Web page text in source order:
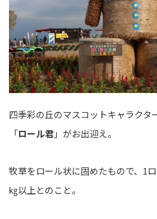
四季彩の丘のマスコットキャラクタ
「ロール君」がお出迎え。
牧草をロール状に固めたもので、1
㎏以上とのこと。